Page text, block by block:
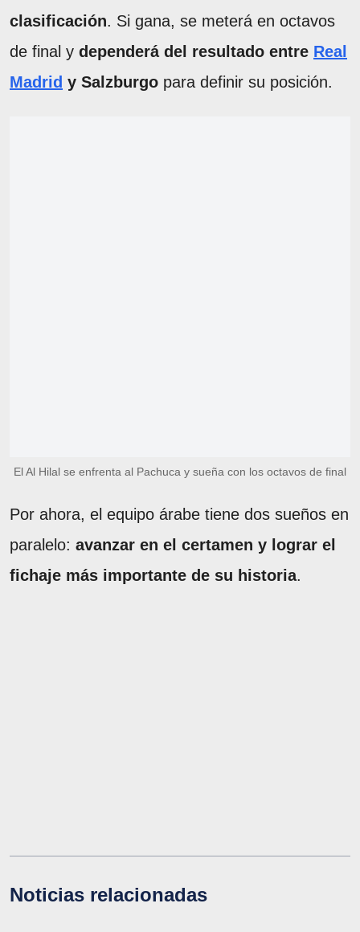
clasificación. Si gana, se meterá en octavos
de final y dependerá del resultado entre Real
Madrid y Salzburgo para definir su posición.
El Al Hilal se enfrenta al Pachuca y sueña con los octavos de final
Por ahora, el equipo árabe tiene dos sueños en
paralelo: avanzar en el certamen y lograr el
fichaje más importante de su historia.
Noticias relacionadas